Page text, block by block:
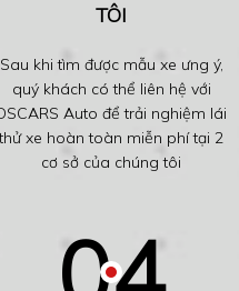
TÔI
Sau khi tìm được mẫu xe ưng ý,
quý khách có thể liên hệ với
Auto để trải nghiệm lái
thử xe hoàn toàn miễn phí tại 2
cơ sở của chúng tôi